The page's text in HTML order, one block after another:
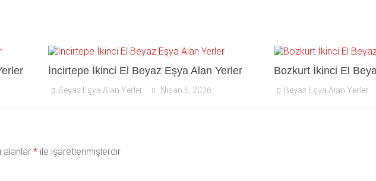
İncirtepe İkinci El Beyaz Eşya Alan Yerler
Beyaz Eşya Alan Yerler Nisan 5, 2026
Bozkurt İkinci El
Beyaz Eşya Alan Yerler
alanlar * ile işaretlenmişlerdir